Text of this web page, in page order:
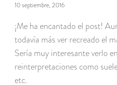
10 septiembre, 2016
¡Me ha encantado el post!
todavía más ver recreado el
Sería muy interesante verlo
reinterpretaciones como
etc.